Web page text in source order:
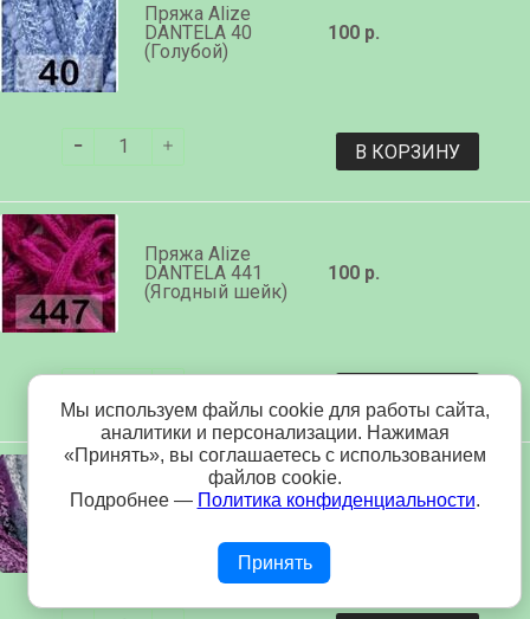
Пряжа Alize
DANTELA 40
(Голубой)
100 р.
В КОРЗИНУ
Пряжа Alize
DANTELA 441
(Ягодный шейк)
100 р.
Пряжа Alize
100 р.
Мы используем файлы cookie для работы сайта,
аналитики и персонализации. Нажимая
«Принять», вы соглашаетесь с использованием
файлов cookie.
Подробнее — Политика конфиденциальности.
Принять